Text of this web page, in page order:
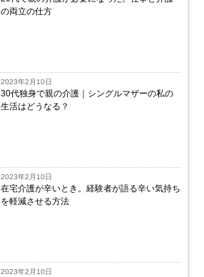
の両立の仕方
2023年2月10日
30代独身で親の介護｜シングルマザーの私の
生活はどうなる？
2023年2月10日
在宅介護が辛いとき。経験者が語る辛い気持ち
を軽減させる方法
2023年2月10日